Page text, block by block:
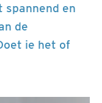
spannend en
de
ie het of